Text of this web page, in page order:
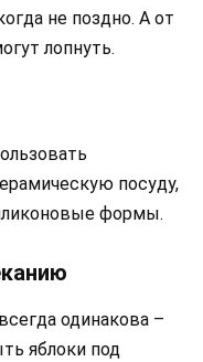
не поздно. А от
лопнуть.
посуду,
формы.
одинакова –
яблоки под